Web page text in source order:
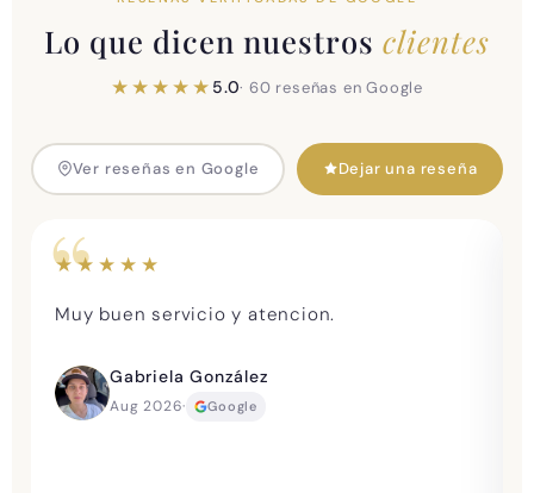
Lo que dicen nuestros clientes
★★★★★ 5.0· 60 reseñas en Google
Ver reseñas en Google Dejar una reseña
★★★★★
Muy buen servicio y atencion.
Gabriela González
Aug 2026· Google